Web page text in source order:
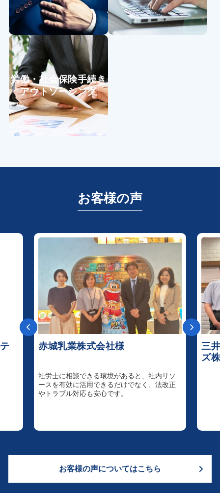
「迅速なレスポンス」、「杓
子定規ではない寄り添った回
答」が特徴で、法改正内容や
対応事項のような基本的なと
ころから労使間のトラブルの
対応方法、問題社員への対応
方法等多くの相談に対応して
おります。
詳細はこちら
労働・社会保険手続き
アウトソーシング
お客様の声
赤城乳業株式会社様
社労士に相談できる環境があると、社内リソ
ースを有効に活用できるだけでなく、法改正
やトラブル対応も安心です。
三
ズ
お客様の声についてはこちら